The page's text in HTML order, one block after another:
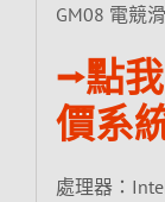
GM08 電競
⭢點
價系
處理器：